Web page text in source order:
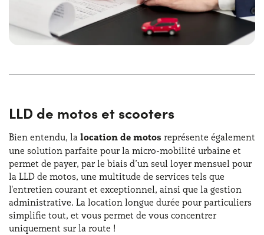
En louant des microcars selon la formule de location
longue durée, les particuliers et les entreprises peuvent
solution de mobilité idéale. Ces véhicules
trafic urbain et de trouver des places de stationnement
souhaitent toujours avoir accès à des véhicules à jour du
Dans cette perspective, grâce à lalocation longue durée
de microcars pour particuliers , chacun pourra évaluer
des modèles de dernière génération dotés les dernières
innovations en matière de sécurité et de confort. Cela
signifie pouvoir bénéficier de technologies avancées sans
avoir à investir à chaque fois dans un nouvel achat.
LLD de motos et scooters
Bien entendu, la location de motos représente également
une solution parfaite pour la micro-mobilité urbaine et
permet de payer, par le biais d’un seul loyer mensuel pour
la LLD de motos, une multitude de services tels que
l'entretien courant et exceptionnel, ainsi que la gestion
administrative. La location longue durée pour particuliers
simplifie tout, et vous permet de vous concentrer
uniquement sur la route !